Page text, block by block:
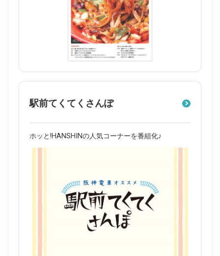
駅前てくてくさんぽ
ホッと!HANSHINの人気コーナーを番組化♪